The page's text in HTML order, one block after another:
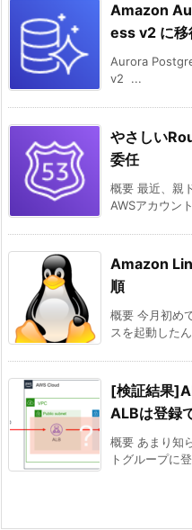
Amazon
ess v2 に移
Aurora
v2 ...
やさしい
委任
概要 最近、親
AWSアカウン
Amazon
順
概要 今月初め
スを起動した
[検証結果
ALBは登録
概要 あまり知
トグループに